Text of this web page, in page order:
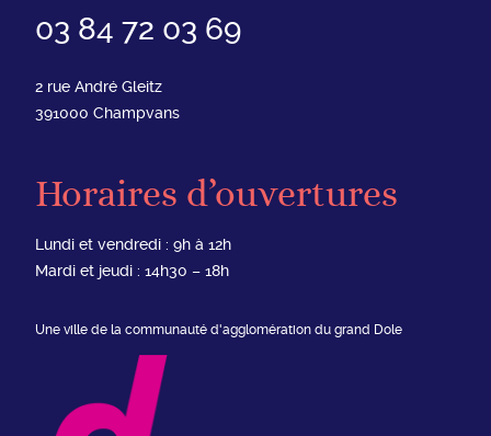
03 84 72 03 69
2 rue André Gleitz
391000 Champvans
Horaires d’ouvertures
Lundi et vendredi : 9h à 12h
Mardi et jeudi : 14h30 – 18h
Une ville de la communauté d'agglomération du grand Dole